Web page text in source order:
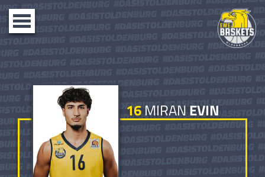
Toggle
navigation
16MIRANEVIN